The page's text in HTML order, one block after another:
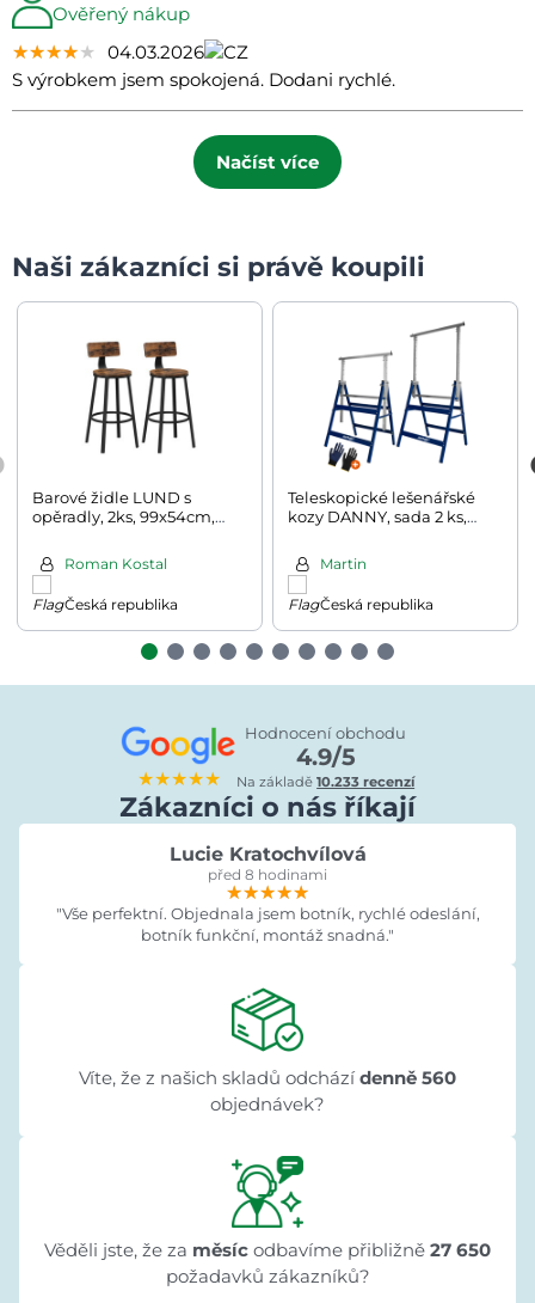
Ověřený nákup
★★★★★
★★★★★
★★★★★ 04.03.2026
S výrobkem jsem spokojená. Dodani rychlé.
Načíst více
Naši zákazníci si právě koupili
Barové židle LUND s
opěradly, 2ks, 99x54cm,
Roman Kostal
Česká republika
Teleskopické lešenářské
kozy DANNY, sada 2 ks,
130cm, stříbrná/modrá
Martin
Česká republika
★★★★★
Hodnocení obchodu
4.9/5
Na základě10.233 recenzí
Zákazníci o nás říkají
Lucie Kratochvílová
před 8 hodinami
★★★★★
★★★★★
★★★★★
"Vše perfektní. Objednala jsem botník, rychlé odeslání,
botník funkční, montáž snadná."
Víte, že z našich skladů odchází denně 560
objednávek?
Věděli jste, že za měsíc odbavíme přibližně 27 650
požadavků zákazníků?